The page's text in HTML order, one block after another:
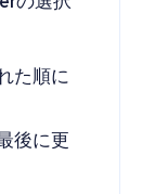
た順に
後に更